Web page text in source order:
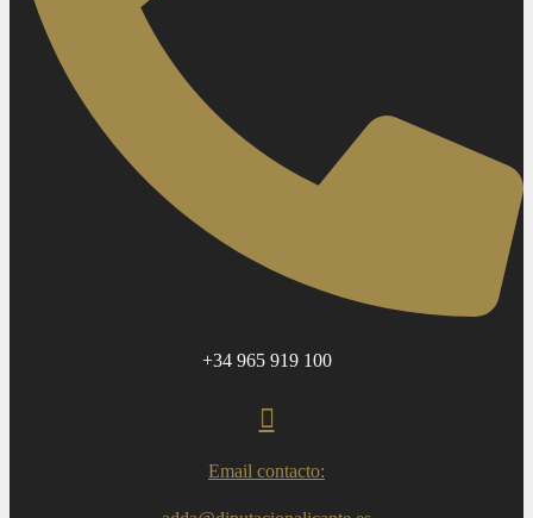
+34 965 919 100
Email contacto: